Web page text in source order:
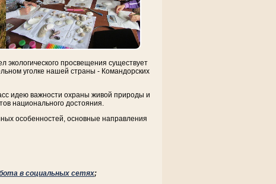
экологического просвещения существует
уголке нашей страны - Командорских
идею важности охраны живой природы и
национального достояния.
особенностей, основные направления
в социальных сетях;